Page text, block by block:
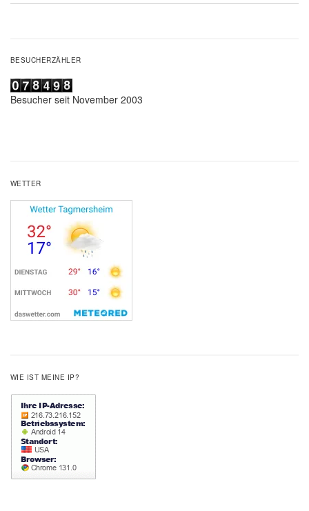
BESUCHERZÄHLER
Besucher seit November 2003
WETTER
WIE IST MEINE IP?